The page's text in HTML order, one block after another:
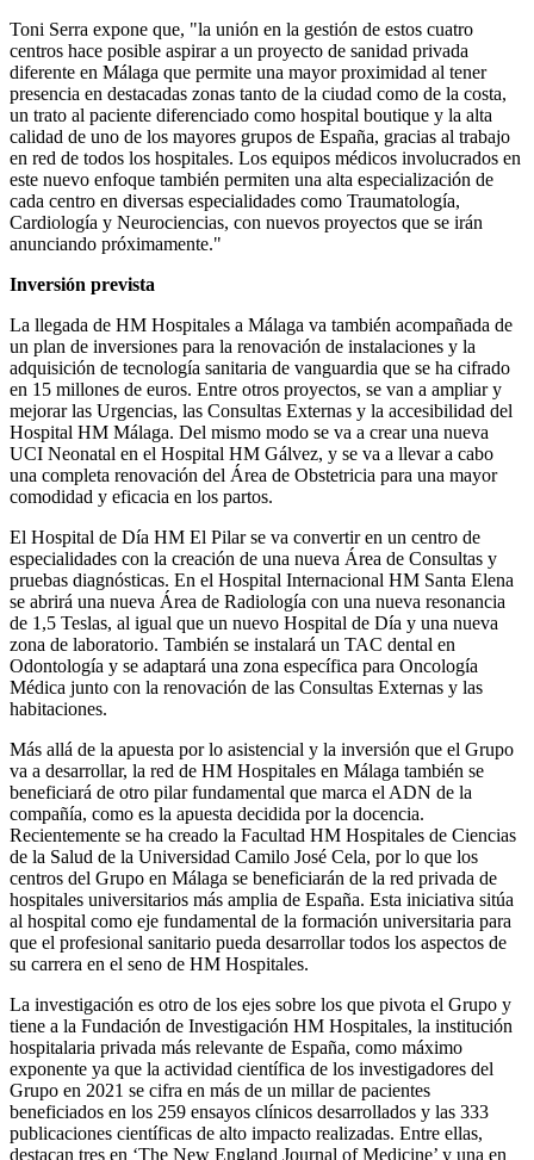
Toni Serra expone que, "la unión en la gestión de estos cuatro
centros hace posible aspirar a un proyecto de sanidad privada
diferente en Málaga que permite una mayor proximidad al tener
presencia en destacadas zonas tanto de la ciudad como de la costa,
un trato al paciente diferenciado como hospital boutique y la alta
calidad de uno de los mayores grupos de España, gracias al trabajo
en red de todos los hospitales. Los equipos médicos involucrados en
este nuevo enfoque también permiten una alta especialización de
cada centro en diversas especialidades como Traumatología,
Cardiología y Neurociencias, con nuevos proyectos que se irán
anunciando próximamente."
Inversión prevista
La llegada de HM Hospitales a Málaga va también acompañada de
un plan de inversiones para la renovación de instalaciones y la
adquisición de tecnología sanitaria de vanguardia que se ha cifrado
en 15 millones de euros. Entre otros proyectos, se van a ampliar y
mejorar las Urgencias, las Consultas Externas y la accesibilidad del
Hospital HM Málaga. Del mismo modo se va a crear una nueva
UCI Neonatal en el Hospital HM Gálvez, y se va a llevar a cabo
una completa renovación del Área de Obstetricia para una mayor
comodidad y eficacia en los partos.
El Hospital de Día HM El Pilar se va convertir en un centro de
especialidades con la creación de una nueva Área de Consultas y
pruebas diagnósticas. En el Hospital Internacional HM Santa Elena
se abrirá una nueva Área de Radiología con una nueva resonancia
de 1,5 Teslas, al igual que un nuevo Hospital de Día y una nueva
zona de laboratorio. También se instalará un TAC dental en
Odontología y se adaptará una zona específica para Oncología
Médica junto con la renovación de las Consultas Externas y las
habitaciones.
Más allá de la apuesta por lo asistencial y la inversión que el Grupo
va a desarrollar, la red de HM Hospitales en Málaga también se
beneficiará de otro pilar fundamental que marca el ADN de la
compañía, como es la apuesta decidida por la docencia.
Recientemente se ha creado la Facultad HM Hospitales de Ciencias
de la Salud de la Universidad Camilo José Cela, por lo que los
centros del Grupo en Málaga se beneficiarán de la red privada de
hospitales universitarios más amplia de España. Esta iniciativa sitúa
al hospital como eje fundamental de la formación universitaria para
que el profesional sanitario pueda desarrollar todos los aspectos de
su carrera en el seno de HM Hospitales.
La investigación es otro de los ejes sobre los que pivota el Grupo y
tiene a la Fundación de Investigación HM Hospitales, la institución
hospitalaria privada más relevante de España, como máximo
exponente ya que la actividad científica de los investigadores del
Grupo en 2021 se cifra en más de un millar de pacientes
beneficiados en los 259 ensayos clínicos desarrollados y las 333
publicaciones científicas de alto impacto realizadas. Entre ellas,
destacan tres en ‘The New England Journal of Medicine’ y una en